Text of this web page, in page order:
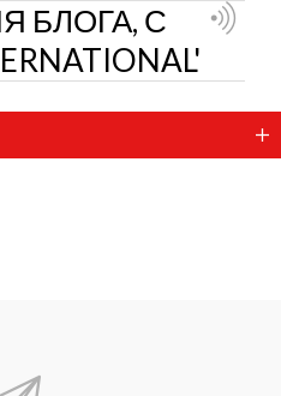
БЛОГА, С